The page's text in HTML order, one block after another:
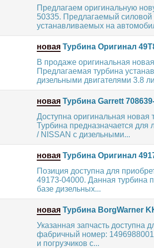
Предлагаем оригинальную
50335. Предлагаемый силовой
устанавливаемых на
новая Турбина Оригинал
В продаже оригинальная
Предлагаемая турбина
дизельными двигателями 3.8
новая Турбина Garrett
Доступна оригинальная
Турбина предназначается для
/ NISSAN с дизельными...
новая Турбина Оригинал
Позиция доступна для
49173-04000. Данная турбина
базе дизельных...
новая Турбина BorgWarner
Указанная запчасть доступна
фабричный номер:
и погрузчиков с...